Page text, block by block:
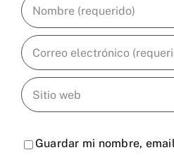
Guardar mi nombre,